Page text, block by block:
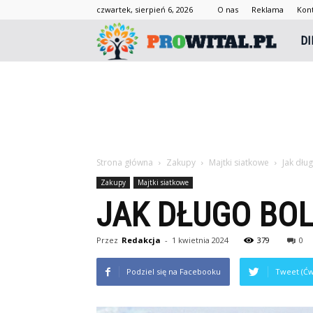
czwartek, sierpień 6, 2026 O nas Reklama
Strona główna Zakupy Majtki siatkowe Jak
Zakupy Majtki siatkowe
JAK DŁUGO
Przez Redakcja - 1 kwietnia 2024 379 0
Podziel się na Facebooku Tweet